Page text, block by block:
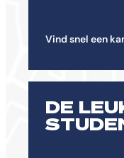
Vind snel een
DE